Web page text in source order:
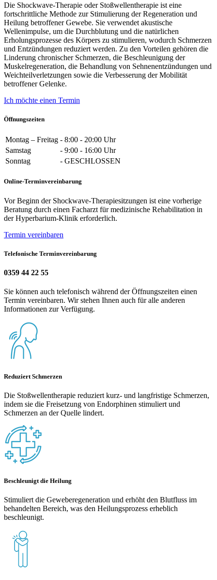
Die Shockwave-Therapie oder Stoßwellentherapie ist eine
fortschrittliche Methode zur Stimulierung der Regeneration und
Heilung betroffener Gewebe. Sie verwendet akustische
Wellenimpulse, um die Durchblutung und die natürlichen
Erholungsprozesse des Körpers zu stimulieren, wodurch Schmerzen
und Entzündungen reduziert werden. Zu den Vorteilen gehören die
Linderung chronischer Schmerzen, die Beschleunigung der
Muskelregeneration, die Behandlung von Sehnenentzündungen und
Weichteilverletzungen sowie die Verbesserung der Mobilität
betroffener Gelenke.
Ich möchte einen Termin
Öffnungszeiten
Montag – Freitag - 8:00 - 20:00 Uhr
Samstag
- 9:00 - 16:00 Uhr
Sonntag
- GESCHLOSSEN
Online-Terminvereinbarung
Vor Beginn der Shockwave-Therapiesitzungen ist eine vorherige
Beratung durch einen Facharzt für medizinische Rehabilitation in
der Hyperbarium-Klinik erforderlich.
Termin vereinbaren
Telefonische Terminvereinbarung
0359 44 22 55
Sie können auch telefonisch während der Öffnungszeiten einen
Termin vereinbaren. Wir stehen Ihnen auch für alle anderen
Informationen zur Verfügung.
Reduziert Schmerzen
Die Stoßwellentherapie reduziert kurz- und langfristige Schmerzen,
indem sie die Freisetzung von Endorphinen stimuliert und
Schmerzen an der Quelle lindert.
Beschleunigt die Heilung
Stimuliert die Geweberegeneration und erhöht den Blutfluss im
behandelten Bereich, was den Heilungsprozess erheblich
beschleunigt.